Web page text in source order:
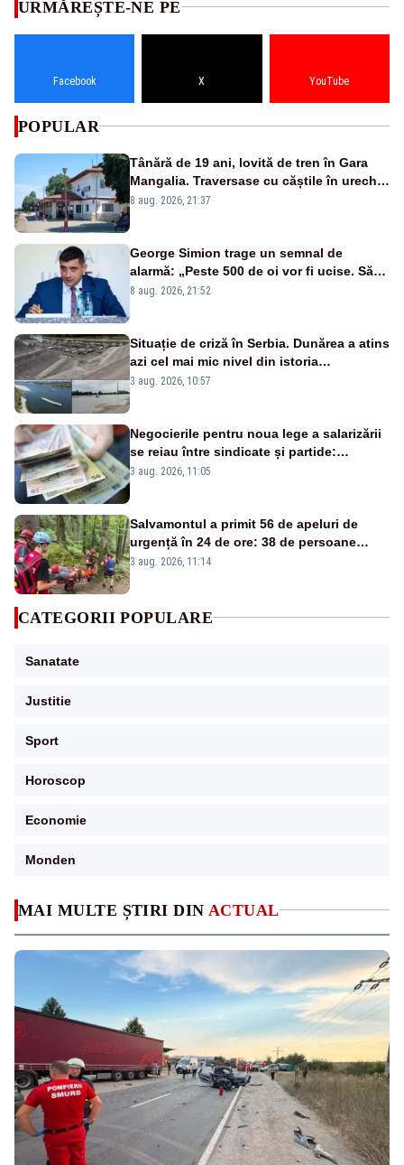
MAI MULTE ȘTIRI DIN ACTUAL
URMĂREȘTE-NE PE
Facebook X YouTube
POPULAR
Tânără de 19 ani, lovită de tren în Gara
Mangalia. Traversase cu căștile în urechi
liniile printr-un loc nepermis
8 aug. 2026, 21:37
George Simion trage un semnal de
alarmă: „Peste 500 de oi vor fi ucise. Să
vedem dacă ciobanii vor fi despăgubiți”
8 aug. 2026, 21:52
Situație de criză în Serbia. Dunărea a atins
azi cel mai mic nivel din istoria
măsurătorilor. Se prefigurează restricții
3 aug. 2026, 10:57
Negocierile pentru noua lege a salarizării
se reiau între sindicate și partide:
proiectul riscă să nu fie adoptat până la
3 aug. 2026, 11:05
Salvamontul a primit 56 de apeluri de
urgență în 24 de ore: 38 de persoane
salvate, trei evacuate cu elicopterul
3 aug. 2026, 11:14
CATEGORII POPULARE
Sanatate
Justitie
Sport
Horoscop
Economie
Monden